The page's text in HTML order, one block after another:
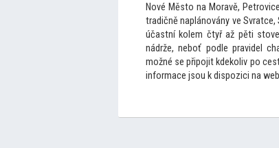
Nové Město na Moravě,
tradičně naplánovány ve
účastní kolem čtyř až pěti s
nádrže, neboť podle pravidel
možné se připojit kdekoliv po
informace jsou k dispozici na